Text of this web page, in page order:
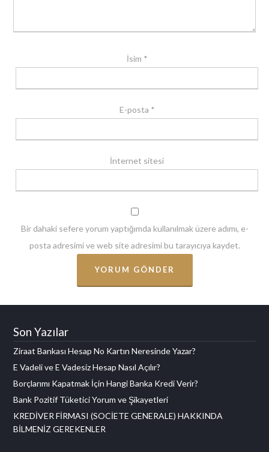
İsim *
E-posta *
İnternet sitesi
Bir dahaki sefere yorum yaptığımda kullanılmak üzere adımı, e-
posta adresimi ve web site adresimi bu tarayıcıya kaydet.
Son Yazılar
Ziraat Bankası Hesap No Kartın Neresinde Yazar?
E Vadeli ve E Vadesiz Hesap Nasıl Açılır?
Borçlarımı Kapatmak İçin Hangi Banka Kredi Verir?
Bank Pozitif Tüketici Yorum ve Şikayetleri
KREDİVER FİRMASI (SOCİETE GENERALE) HAKKINDA
BİLMENİZ GEREKENLER